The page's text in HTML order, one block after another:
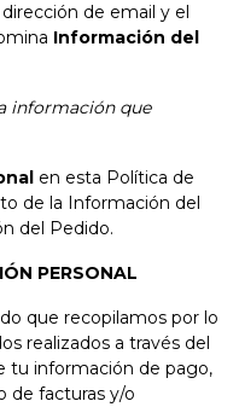
dirección de email y el
Información del
información que
en esta Política de
de la Información del
del Pedido.
PERSONAL
que recopilamos por lo
realizados a través del
tu información de pago,
de facturas y/o